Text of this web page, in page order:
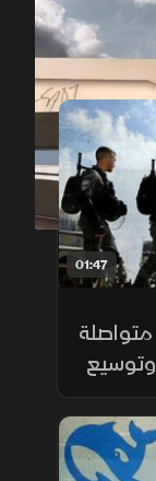
01:47
متواصلة
وتوسيع